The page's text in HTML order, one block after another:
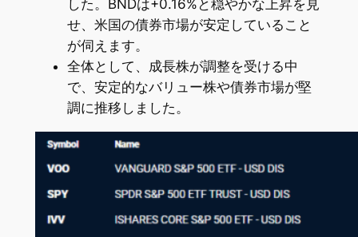
した。BNDは+0.16%と穏やかな上昇を見
せ、米国の債券市場が安定していること
が伺えます。
全体として、成長株が調整を受ける中
で、安定的なバリュー株や債券市場が堅
調に推移しました。